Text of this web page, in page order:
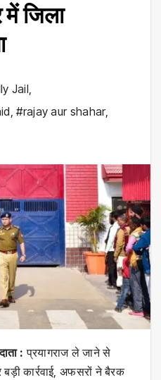
में जिला
Jail
,#rajay aur shahar,
: प्रयागराज ले जाने से
कार्रवाई, अफसरों ने बैरक